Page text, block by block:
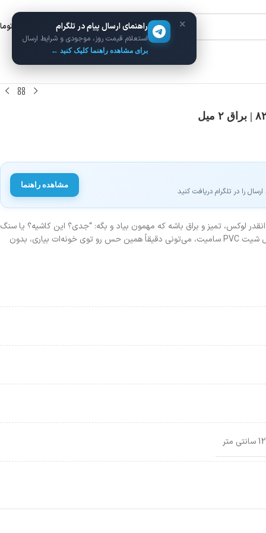
ورود / ثبت نام
را در تلگرام دریافت کنید
مشاهده راهنما
لوکس، تمیز و براق باشه که مهمون بیاد و بگه: “جدی؟ این کاشیه؟ یا سنگ
مرمر گرونه؟” خبر خوب اینه که با ماربل شیت PVC سامیت، می‌تونی دقیقاً همین حس رو توی خونه‌ات بیاری، بدون
× راهنمای ارسال پیام در تلگرام
استعلام قیمت روز، موجودی و شرایط ارسال
برای مشاهده راهنما کلیک کنید ←